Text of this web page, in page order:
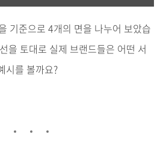
기준으로 4개의 면을 나누어 보았습
을 토대로 실제 브랜드들은 어떤 서
시를 볼까요?